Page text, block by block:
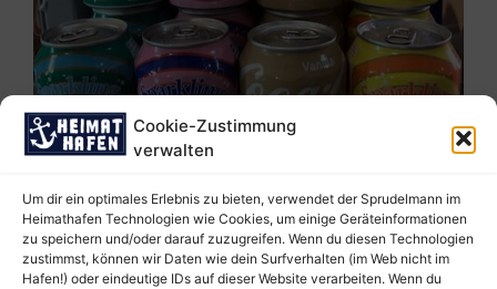
Cookie-Zustimmung
verwalten
Um dir ein optimales Erlebnis zu bieten, verwendet der Sprudelmann im
Heimathafen Technologien wie Cookies, um einige Geräteinformationen
zu speichern und/oder darauf zuzugreifen. Wenn du diesen Technologien
zustimmst, können wir Daten wie dein Surfverhalten (im Web nicht im
Hafen!) oder eindeutige IDs auf dieser Website verarbeiten. Wenn du